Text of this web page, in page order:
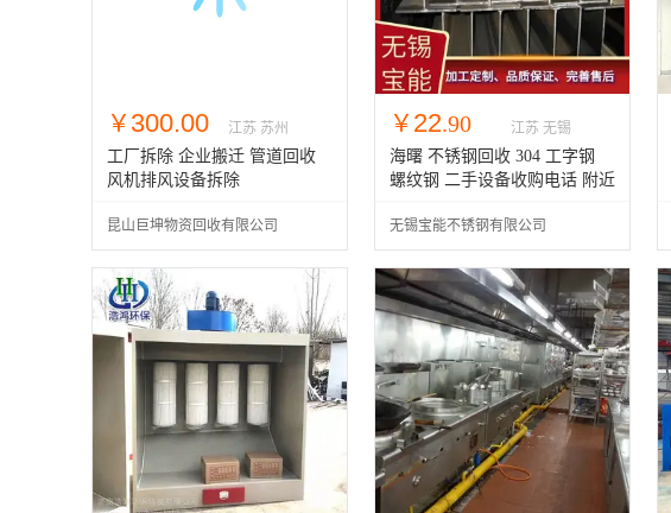
￥ 300.00
万
江苏 苏州
工厂拆除 企业搬迁 管道回收
风机排风设备拆除
昆山巨坤物资回收有限公司
￥ 22.90 江苏 无锡
海曙 不锈钢回收 304 工字钢
螺纹钢 二手设备收购电话 附近
无锡宝能不锈钢有限公司